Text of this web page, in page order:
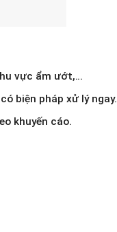
vực ẩm ướt,…
biện pháp xử lý ngay.
khuyến cáo.